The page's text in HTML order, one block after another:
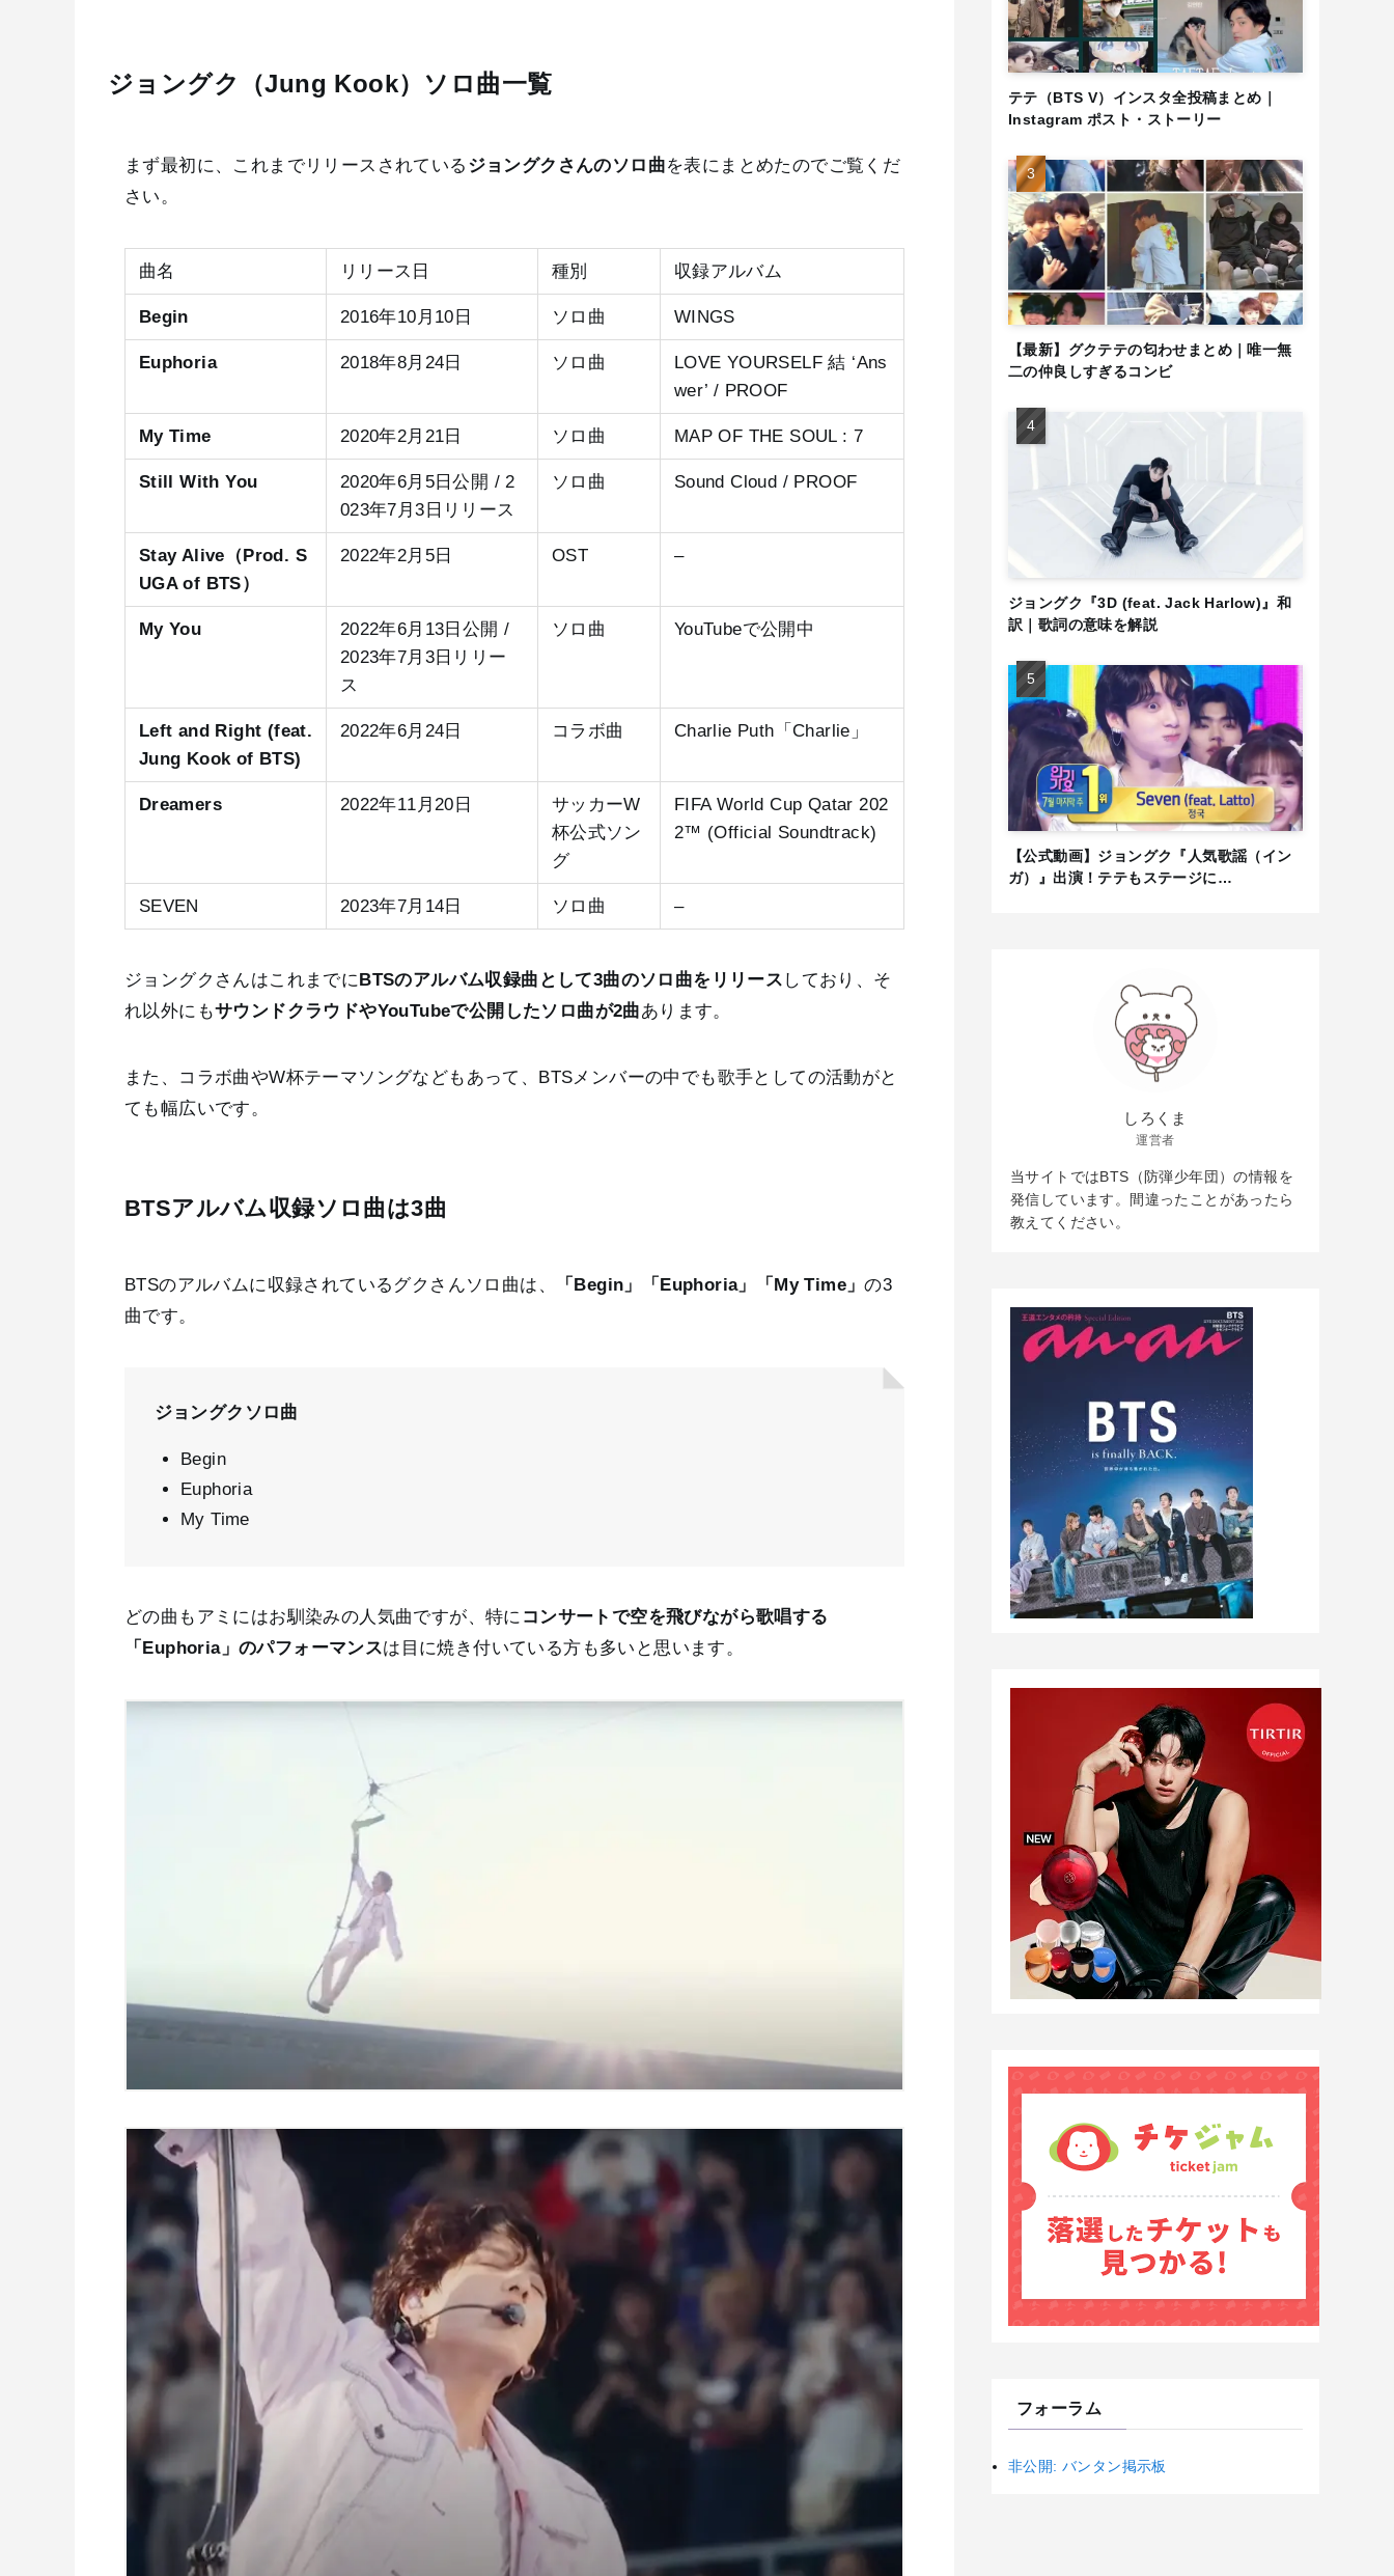
ジョングク（Jung Kook）ソロ曲一覧
まず最初に、これまでリリースされている ジョングクさんのソロ曲を表にまとめたのでご覧くだ
さい。
曲名 リリース日 種別 収録アルバム
Begin 2016年10月10日 ソロ曲 WINGS
Euphoria 2018年8月24日 ソロ曲
LOVE YOURSELF 結 ‘Ans
wer’ / PROOF
My Time 2020年2月21日 ソロ曲 MAP OF THE SOUL : 7
Still With You
2020年6月5日公開 / 2
023年7月3日リリース
ソロ曲 Sound Cloud / PROOF
Stay Alive（Prod. S
UGA of BTS）
2022年2月5日 OST –
My You
2022年6月13日公開 /
2023年7月3日リリー
ス
ソロ曲 YouTubeで公開中
Left and Right (feat.
Jung Kook of BTS)
2022年6月24日 コラボ曲 Charlie Puth「Charlie」
Dreamers 2022年11月20日
サッカーW
杯公式ソン
グ
FIFA World Cup Qatar 202
2™ (Official Soundtrack)
SEVEN 2023年7月14日 ソロ曲 –
ジョングクさんはこれまでにBTSのアルバム収録曲として3曲のソロ曲をリリース しており、そ
れ以外にもサウンドクラウドやYouTubeで公開したソロ曲が2曲あります。
また、コラボ曲やW杯テーマソングなどもあって、BTSメンバーの中でも歌手としての活動がと
ても幅広いです。
BTSアルバム収録ソロ曲は3曲
BTSのアルバムに収録されているグクさんソロ曲は、 「Begin」「Euphoria」「My Time」の3
曲です。
ジョングクソロ曲
Begin
Euphoria
My Time
どの曲もアミにはお馴染みの人気曲ですが、特に コンサートで空を飛びながら歌唱する
「Euphoria」のパフォーマンスは目に焼き付いている方も多いと思います。
テテ（BTS V）インスタ全投稿まとめ｜
Instagram ポスト・ストーリー
【最新】グクテテの匂わせまとめ｜唯一無
二の仲良しすぎるコンビ
ジョングク『3D (feat. Jack Harlow)』和
訳｜歌詞の意味を解説
【公式動画】ジョングク『人気歌謡（イン
ガ）』出演！テテもステージに…
しろくま
運営者
当サイトではBTS（防弾少年団）の情報を
発信しています。間違ったことがあったら
教えてください。
フォーラム
非公開: バンタン掲示板